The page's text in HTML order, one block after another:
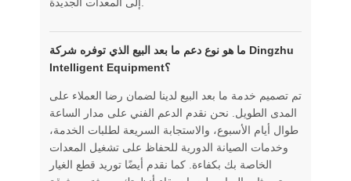
ما هو نوع دعم ما بعد البيع الذي توفره شركة Dingzhu
Intelligent Equipment؟
تم تصميم خدمة ما بعد البيع لدينا لضمان رضا العملاء على
المدى الطويل. نحن نقدم الدعم الفني على مدار الساعة
طوال أيام الأسبوع، والاستجابة السريعة لطلبات الخدمة،
وخدمات الصيانة الدورية للحفاظ على تشغيل المعدات
الخاصة بك بكفاءة. كما نقدم أيضًا توريد قطع الغيار